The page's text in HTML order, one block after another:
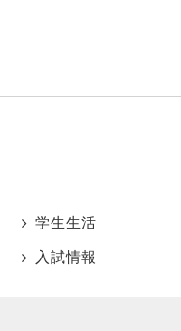
学生生活
入試情報